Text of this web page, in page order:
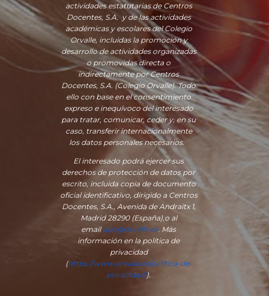
actividades estatutarias de Centros
Docentes, S.A. y de las actividades
académicas y escolares del Colegio
Orvalle, incluidas la promoción y
desarrollo de actividades organizadas
o promovidas directa o
indirectamente por Centros
Docentes, S.A. (Colegio Orvalle). Todo
ello con base en el consentimiento
expreso e inequívoco del interesado
para tratar, comunicar, ceder y, en su
caso, transferir internacionalmente
los datos personales necesarios.
El interesado podrá ejercer sus
derechos de protección de datos por
escrito, incluida copia de documento
oficial identificativo, dirigido a Centros
Docentes, S.A., Avenida de Andraitx 1,
Madrid 28290 (España),o al
emaildpo@orvalle.es. Más
información en la política de
privacidad
(https://www.orvalle.es/politica-de-
privacidad/).